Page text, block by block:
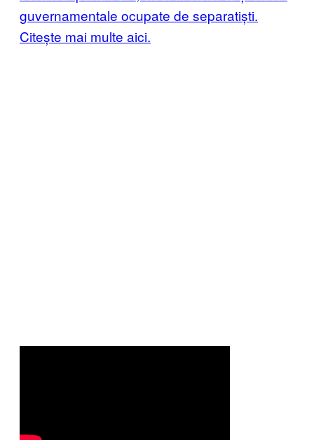
guvernamentale ocupate de separatiști.
Citește mai multe aici.